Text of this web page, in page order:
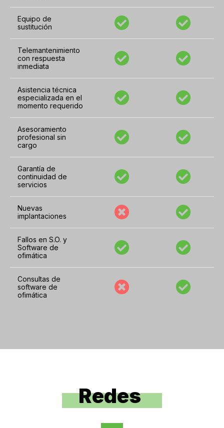
Equipo de
sustitución
Telemantenimiento
con respuesta
inmediata
Asistencia técnica
especializada en el
momento requerido
Asesoramiento
profesional sin
cargo
Garantía de
continuidad de
servicios
Nuevas
implantaciones
Fallos en S.O. y
Software de
ofimática
Consultas de
software de
ofimática
Redes